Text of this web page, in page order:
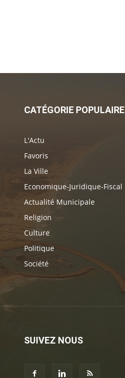
CATÉGORIE POPULAIRE
L'Actu
Favoris
La Ville
Economique-Juridique-Fiscal
Actualité Municipale
Religion
Culture
Politique
Société
SUIVEZ NOUS